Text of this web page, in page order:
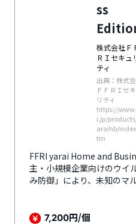
ss
株式会社Ｆ
ＲＩセキュ
ティ
出典：株式
ＦＦＲＩセ
リティ
https://
i.jp/
araihb/
tm
FFRI yarai Home and
主・小規模企業向けのウイ
み防御」により、未知のマ
します。一般的なウイル
ることで、より強力なセ
7,200円/個